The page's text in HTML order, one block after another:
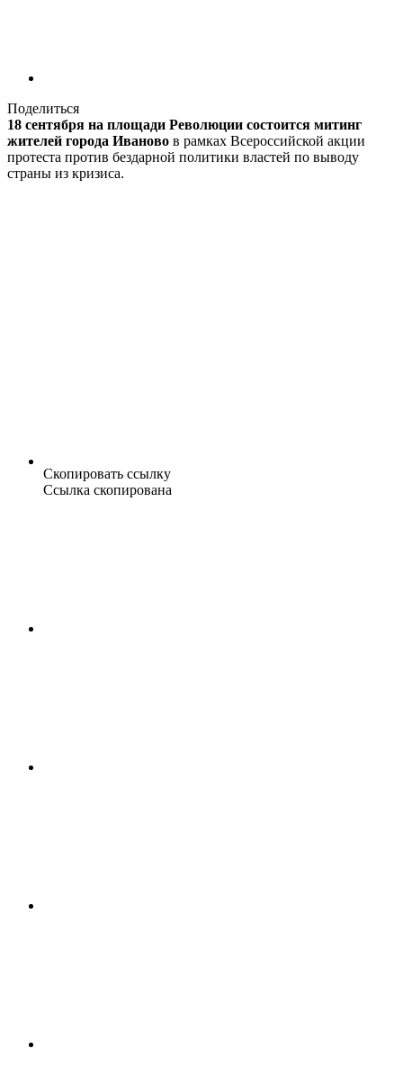
Поделиться
18 сентября на площади Революции состоится митинг
жителей города Иваново в рамках Всероссийской акции
протеста против бездарной политики властей по выводу
страны из кризиса.
Скопировать ссылку
Ссылка скопирована